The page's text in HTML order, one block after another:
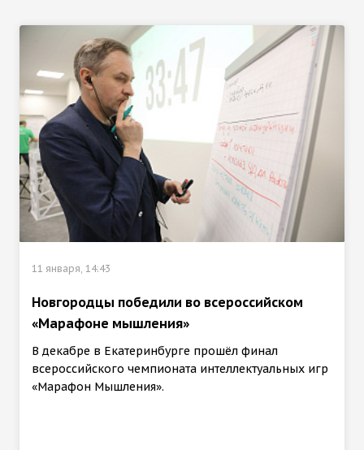
11 января, 14:43
Новгородцы победили во всероссийском
«Марафоне мышления»
В декабре в Екатеринбурге прошёл финал
всероссийского чемпионата интеллектуальных игр
«Марафон Мышления».